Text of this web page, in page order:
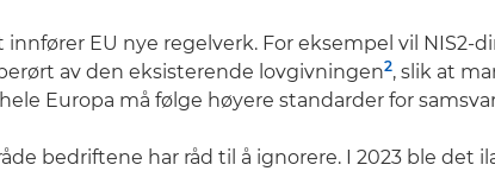
innfører EU nye regelverk. For eksempel vil NIS2-
av den eksisterende lovgivningen2, slik at
Europa må følge høyere standarder for
bedriftene har råd til å ignorere. I 2023 ble det